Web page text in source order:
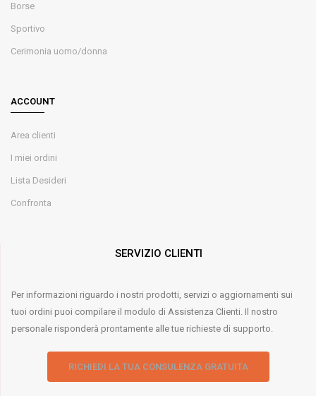
Borse
Sportivo
Cerimonia uomo/donna
ACCOUNT
Area clienti
I miei ordini
Lista Desideri
Confronta
SERVIZIO CLIENTI
Per informazioni riguardo i nostri prodotti, servizi o aggiornamenti sui
tuoi ordini puoi compilare il modulo di Assistenza Clienti. Il nostro
personale risponderà prontamente alle tue richieste di supporto.
RICHIEDI LA TUA CONSULENZA GRATUITA